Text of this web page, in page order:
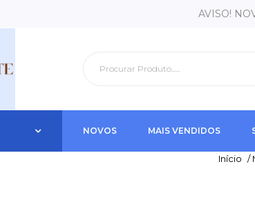
AVISO!
NOVOS MAIS VENDIDOS
Início /